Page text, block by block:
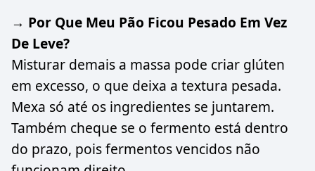
→ Por Que Meu Pão Ficou Pesado Em Vez
De Leve?
Misturar demais a massa pode criar glúten
em excesso, o que deixa a textura pesada.
Mexa só até os ingredientes se juntarem.
Também cheque se o fermento está dentro
do prazo, pois fermentos vencidos não